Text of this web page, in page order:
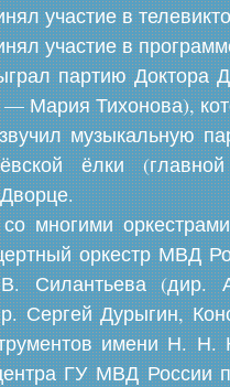
участие в
участие в
партию Доктора
Мария Тихонова),
музыкальную
ёлки
многими
оркестр МВД
Силантьева (дир.
Сергей Дурыгин,
имени Н.
ГУ МВД России